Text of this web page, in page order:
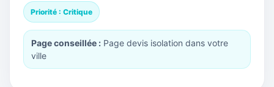
Priorité : Critique
Page conseillée : Page devis isolation dans votre
ville